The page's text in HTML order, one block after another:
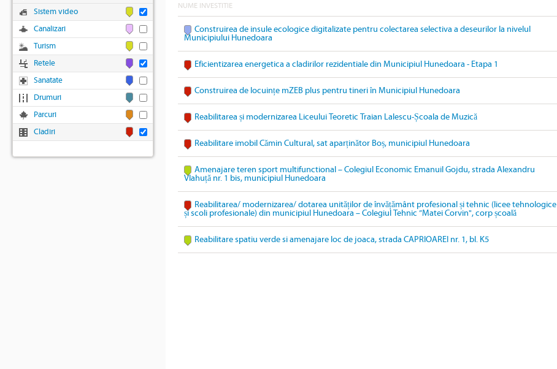
NUME INVESTITIE
Construirea de insule ecologice digitalizate pentru colectarea selectiva a deseurilor la nivelul
Municipiului Hunedoara
Eficientizarea energetica a cladirilor rezidentiale din Municipiul Hunedoara - Etapa 1
Construirea de locuințe mZEB plus pentru tineri în Municipiul Hunedoara
Reabilitarea și modernizarea Liceului Teoretic Traian Lalescu-Școala de Muzică
Reabilitare imobil Cămin Cultural, sat aparținător Boș, municipiul Hunedoara
Amenajare teren sport multifunctional – Colegiul Economic Emanuil Gojdu, strada Alexandru
Vlahuță nr. 1 bis, municipiul Hunedoara
Reabilitarea/ modernizarea/ dotarea unităților de învățământ profesional și tehnic (licee tehnologice
și scoli profesionale) din municipiul Hunedoara – Colegiul Tehnic ”Matei Corvin", corp școală
Reabilitare spatiu verde si amenajare loc de joaca, strada CAPRIOAREI nr. 1, bl. K5
Sistem video
Canalizari
Turism
Retele
Sanatate
Drumuri
Parcuri
Cladiri